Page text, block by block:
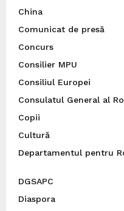
China
Comunicat de presă
Concurs
Consilier MPU
Consiliul Europei
Consulatul General al
Copii
Cultură
Departamentul pentru
DGSAPC
Diaspora